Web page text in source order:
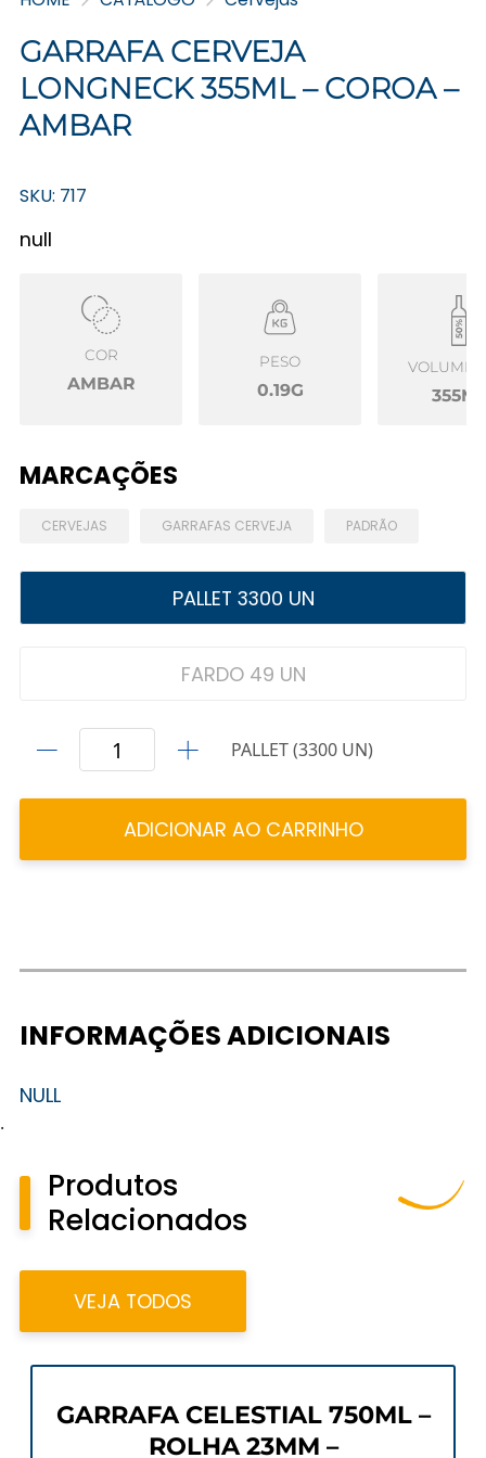
GARRAFA CERVEJA
LONGNECK 355ML – COROA –
AMBAR
SKU: 717
null
COR
AMBAR
PESO
0.19G
VOLUME
355ML
MARCAÇÕES
CERVEJAS GARRAFAS CERVEJA PADRÃO
PALLET 3300 UN
FARDO 49 UN
PALLET (3300 UN)
ADICIONAR AO CARRINHO
INFORMAÇÕES ADICIONAIS
NULL
.
Produtos
Relacionados
VEJA TODOS
GARRAFA CELESTIAL 750ML –
ROLHA 23MM –